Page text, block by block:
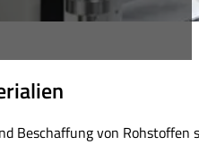
Beschaffung von